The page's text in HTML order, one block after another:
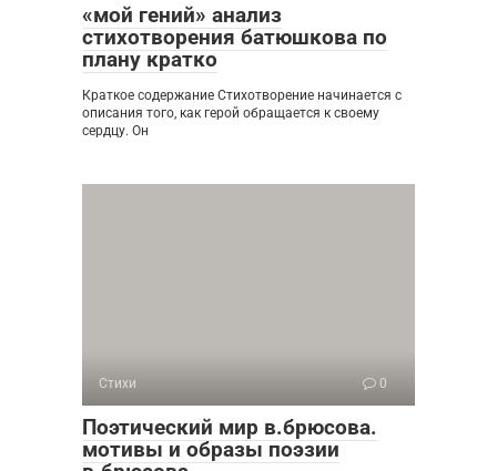
«мой гений» анализ
стихотворения батюшкова по
плану кратко
Краткое содержание Стихотворение начинается с
описания того, как герой обращается к своему
сердцу. Он
Стихи 0
Поэтический мир в.брюсова.
мотивы и образы поэзии